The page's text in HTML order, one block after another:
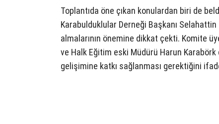
Toplantıda öne çıkan konulardan biri de
Karabulduklular Derneği Başkanı Selahattin
almalarının önemine dikkat çekti. Komite
ve Halk Eğitim eski Müdürü Harun
gelişimine katkı sağlanması gerektiğini